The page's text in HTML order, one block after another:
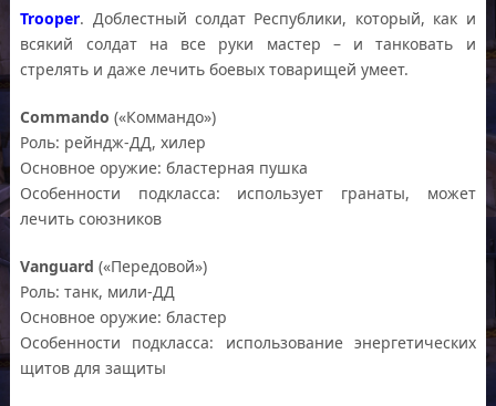
Trooper. Доблестный солдат Республики, который, как и
всякий солдат на все руки мастер – и танковать и
стрелять и даже лечить боевых товарищей умеет.
Commando («Коммандо»)
Роль: рейндж-ДД, хилер
Основное оружие: бластерная пушка
Особенности подкласса: использует гранаты, может
лечить союзников
Vanguard («Передовой»)
Роль: танк, мили-ДД
Основное оружие: бластер
Особенности подкласса: использование энергетических
щитов для защиты